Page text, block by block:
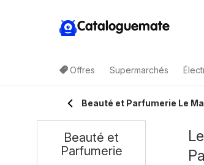
Cataloguemate
Offres Supermarchés
Beauté et Parfumerie Le
Beauté et
Parfumerie